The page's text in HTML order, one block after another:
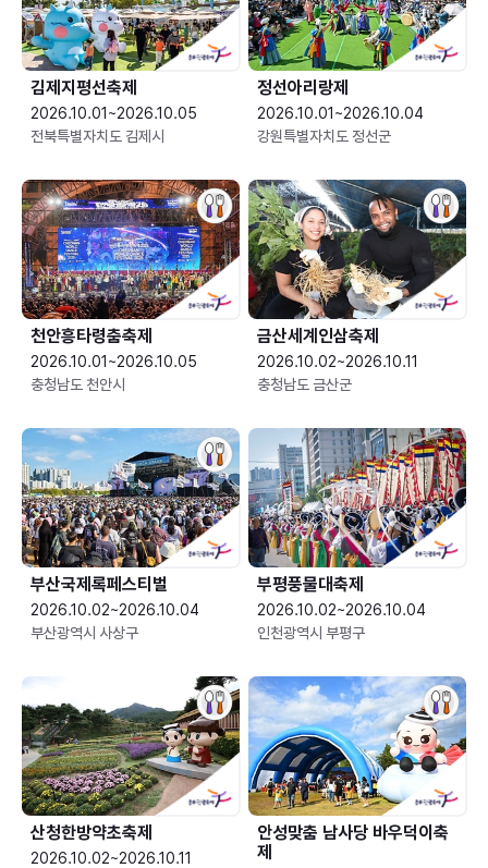
김제지평선축제
2026.10.01~2026.10.05
전북특별자치도 김제시
정선아리랑제
2026.10.01~2026.10.04
강원특별자치도 정선군
천안흥타령춤축제
2026.10.01~2026.10.05
충청남도 천안시
금산세계인삼축제
2026.10.02~2026.10.11
충청남도 금산군
부산국제록페스티벌
2026.10.02~2026.10.04
부산광역시 사상구
부평풍물대축제
2026.10.02~2026.10.04
인천광역시 부평구
산청한방약초축제
2026.10.02~2026.10.11
안성맞춤 남사당 바우덕이축
제